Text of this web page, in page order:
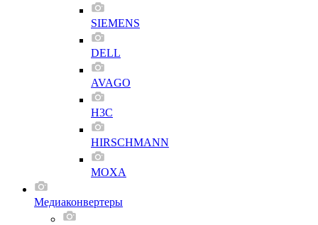
SIEMENS
DELL
AVAGO
H3C
HIRSCHMANN
MOXA
Медиаконвертеры